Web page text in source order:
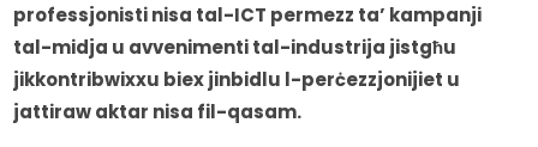
professjonisti nisa tal-ICT permezz ta’ kampanji
tal-midja u avvenimenti tal-industrija jistgħu
jikkontribwixxu biex jinbidlu l-perċezzjonijiet u
jattiraw aktar nisa fil-qasam.